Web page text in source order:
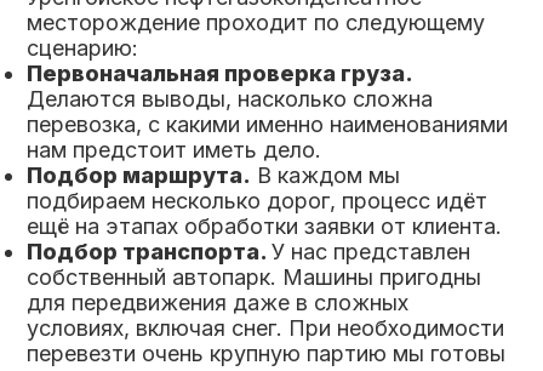
месторождение проходит по следующему
сценарию:
Первоначальная проверка груза.
Делаются выводы, насколько сложна
перевозка, с какими именно наименованиями
нам предстоит иметь дело.
Подбор маршрута. В каждом мы
подбираем несколько дорог, процесс идёт
ещё на этапах обработки заявки от клиента.
Подбор транспорта.У нас представлен
собственный автопарк. Машины пригодны
для передвижения даже в сложных
условиях, включая снег. При необходимости
перевезти очень крупную партию мы готовы